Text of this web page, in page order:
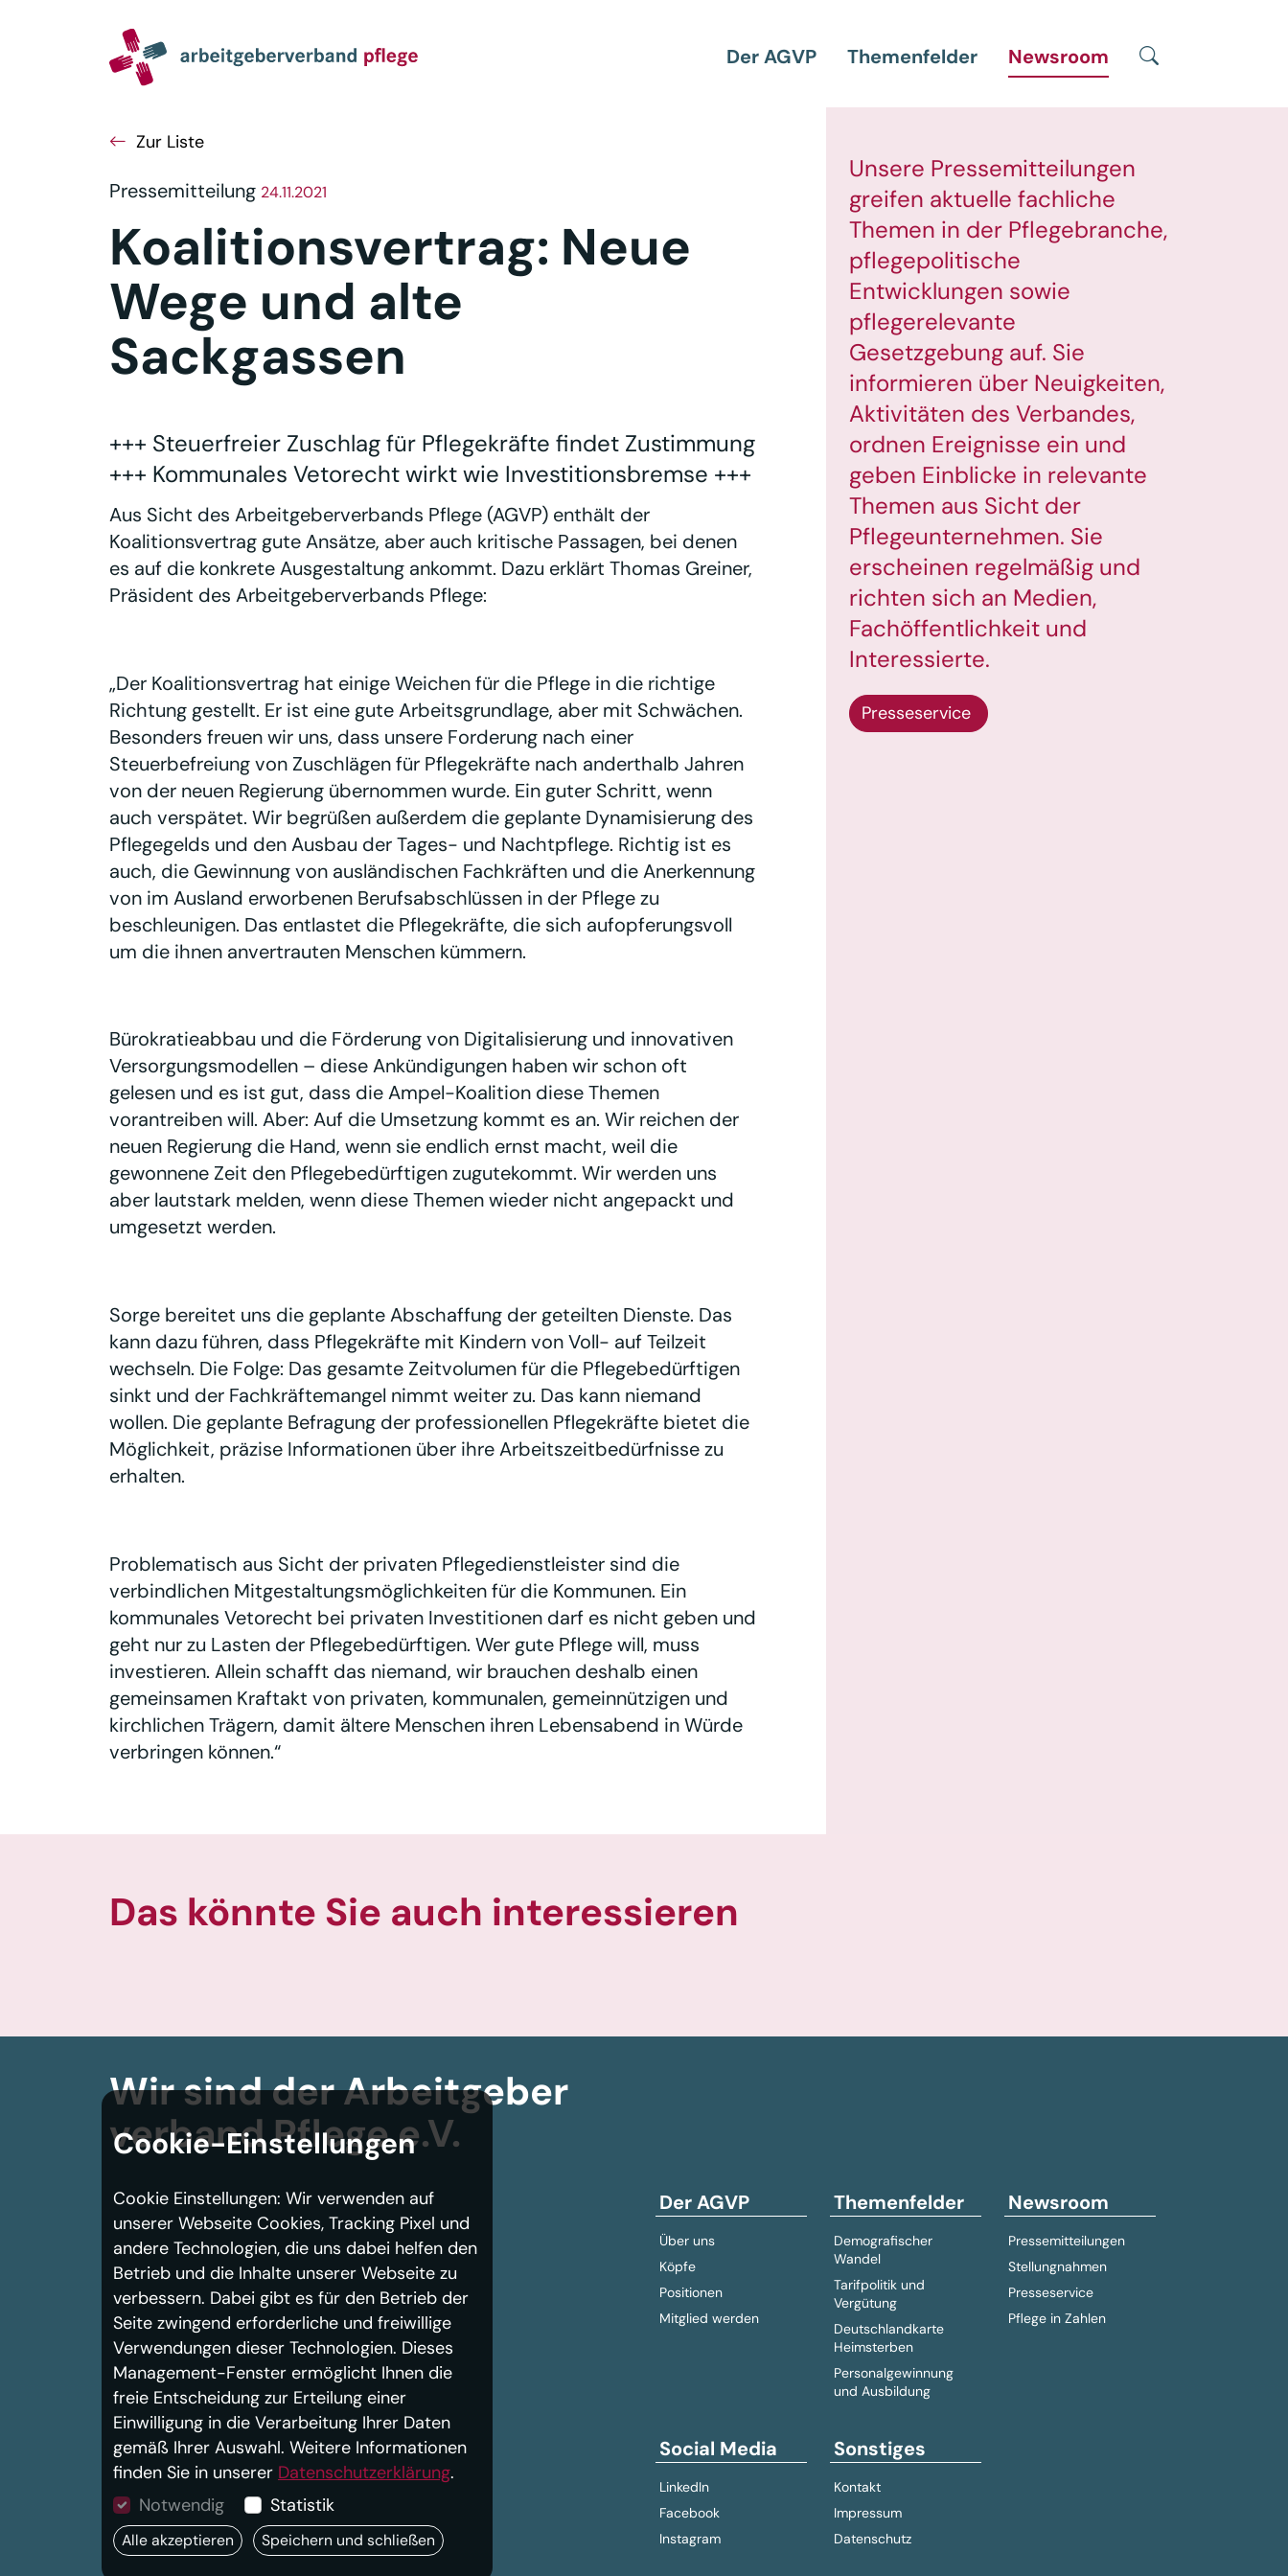
Der AGVP
Themenfelder Newsroom
Zur Liste
Pressemitteilung 24.11.2021
Koalitionsvertrag: Neue
Wege und alte
Sackgassen
+++ Steuerfreier Zuschlag für Pflegekräfte findet Zustimmung
+++ Kommunales Vetorecht wirkt wie Investitionsbremse +++
Aus Sicht des Arbeitgeberverbands Pflege (AGVP) enthält der
Koalitionsvertrag gute Ansätze, aber auch kritische Passagen, bei denen
es auf die konkrete Ausgestaltung ankommt. Dazu erklärt Thomas Greiner,
Präsident des Arbeitgeberverbands Pflege:
„Der Koalitionsvertrag hat einige Weichen für die Pflege in die richtige
Richtung gestellt. Er ist eine gute Arbeitsgrundlage, aber mit Schwächen.
Besonders freuen wir uns, dass unsere Forderung nach einer
Steuerbefreiung von Zuschlägen für Pflegekräfte nach anderthalb Jahren
von der neuen Regierung übernommen wurde. Ein guter Schritt, wenn
auch verspätet. Wir begrüßen außerdem die geplante Dynamisierung des
Pflegegelds und den Ausbau der Tages- und Nachtpflege. Richtig ist es
auch, die Gewinnung von ausländischen Fachkräften und die Anerkennung
von im Ausland erworbenen Berufsabschlüssen in der Pflege zu
beschleunigen. Das entlastet die Pflegekräfte, die sich aufopferungsvoll
um die ihnen anvertrauten Menschen kümmern.
Bürokratieabbau und die Förderung von Digitalisierung und innovativen
Versorgungsmodellen – diese Ankündigungen haben wir schon oft
gelesen und es ist gut, dass die Ampel-Koalition diese Themen
vorantreiben will. Aber: Auf die Umsetzung kommt es an. Wir reichen der
neuen Regierung die Hand, wenn sie endlich ernst macht, weil die
gewonnene Zeit den Pflegebedürftigen zugutekommt. Wir werden uns
aber lautstark melden, wenn diese Themen wieder nicht angepackt und
umgesetzt werden.
Sorge bereitet uns die geplante Abschaffung der geteilten Dienste. Das
kann dazu führen, dass Pflegekräfte mit Kindern von Voll- auf Teilzeit
wechseln. Die Folge: Das gesamte Zeitvolumen für die Pflegebedürftigen
sinkt und der Fachkräftemangel nimmt weiter zu. Das kann niemand
wollen. Die geplante Befragung der professionellen Pflegekräfte bietet die
Möglichkeit, präzise Informationen über ihre Arbeitszeitbedürfnisse zu
erhalten.
Problematisch aus Sicht der privaten Pflegedienstleister sind die
verbindlichen Mitgestaltungsmöglichkeiten für die Kommunen. Ein
kommunales Vetorecht bei privaten Investitionen darf es nicht geben und
geht nur zu Lasten der Pflegebedürftigen. Wer gute Pflege will, muss
investieren. Allein schafft das niemand, wir brauchen deshalb einen
gemeinsamen Kraftakt von privaten, kommunalen, gemeinnützigen und
kirchlichen Trägern, damit ältere Menschen ihren Lebensabend in Würde
verbringen können.“
Unsere Pressemitteilungen
greifen aktuelle fachliche
Themen in der Pflegebranche,
pflegepolitische
Entwicklungen sowie
pflegerelevante
Gesetzgebung auf. Sie
informieren über Neuigkeiten,
Aktivitäten des Verbandes,
ordnen Ereignisse ein und
geben Einblicke in relevante
Themen aus Sicht der
Pflegeunternehmen. Sie
erscheinen regelmäßig und
richten sich an Medien,
Fachöffentlichkeit und
Interessierte.
Presseservice
Das könnte Sie auch interessieren
Wir sind der Arbeitgeber­
verbandPflege e.V.
Der AGVP
Über uns
Köpfe
Positionen
Mitglied werden
Themenfelder
Demografischer
Wandel
Tarifpolitik und
Vergütung
Deutschlandkarte
Heimsterben
Personalgewinnung
und Ausbildung
Newsroom
Pressemitteilungen
Stellungnahmen
Presseservice
Pflege in Zahlen
Social Media
LinkedIn
Facebook
Instagram
Sonstiges
Kontakt
Impressum
Datenschutz
Cookie-Einstellungen
Cookie Einstellungen: Wir verwenden auf
unserer Webseite Cookies, Tracking Pixel und
andere Technologien, die uns dabei helfen den
Betrieb und die Inhalte unserer Webseite zu
verbessern. Dabei gibt es für den Betrieb der
Seite zwingend erforderliche und freiwillige
Verwendungen dieser Technologien. Dieses
Management-Fenster ermöglicht Ihnen die
freie Entscheidung zur Erteilung einer
Einwilligung in die Verarbeitung Ihrer Daten
gemäß Ihrer Auswahl. Weitere Informationen
finden Sie in unserer Datenschutzerklärung.
Notwendig
Statistik
Alle akzeptieren Speichern und schließen